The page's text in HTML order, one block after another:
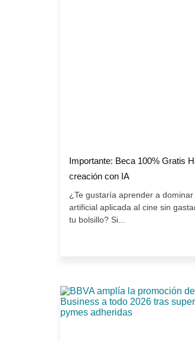
Importante: Beca 100% Gratis
creación con IA
¿Te gustaría aprender a
artificial aplicada al cine sin
tu bolsillo? Si...